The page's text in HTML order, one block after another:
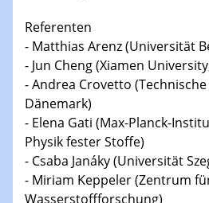
23.01.2024
Kolloquium CRC 1242
23.01.2024
Kolloquium CRC 1242
24.01.2024
Bewerbungsvorrtag
Technische Chemie –
Chemie für die Wasserforschung
Referenten
- Matthias Arenz (Universität
- Jun Cheng (Xiamen
- Andrea Crovetto
Dänemark)
- Elena Gati (Max-Planck-
Physik fester Stoffe)
- Csaba Janáky (Universität
- Miriam Keppeler (Zentrum
Wasserstoffforschung)